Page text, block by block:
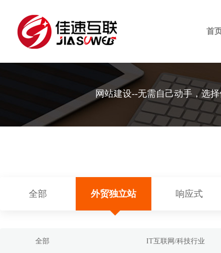
首
网站建设--无需自己动手，选
全部 外贸独立站 响应式
全部 IT互联网/科技行业